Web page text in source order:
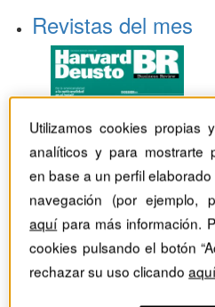
Revistas del mes
Utilizamos cookies propias
analíticos y para mostrarte
en base a un perfil
navegación (por ejemplo,
aquípara más información.
cookies pulsando el botón
rechazar su uso clicando